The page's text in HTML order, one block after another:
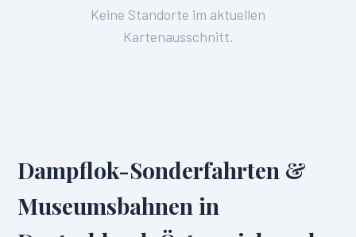
Keine Standorte im aktuellen
Kartenausschnitt.
Dampflok-Sonderfahrten &
Museumsbahnen in